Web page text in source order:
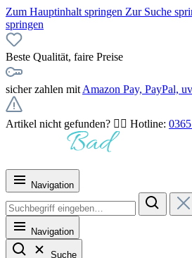
Zum Hauptinhalt springen Zur Suche
springen
Beste Qualität, faire Preise
sicher zahlen mit Amazon Pay, PayPal,
Artikel nicht gefunden? 👉🏻 Hotline:
Navigation
Navigation
Suche